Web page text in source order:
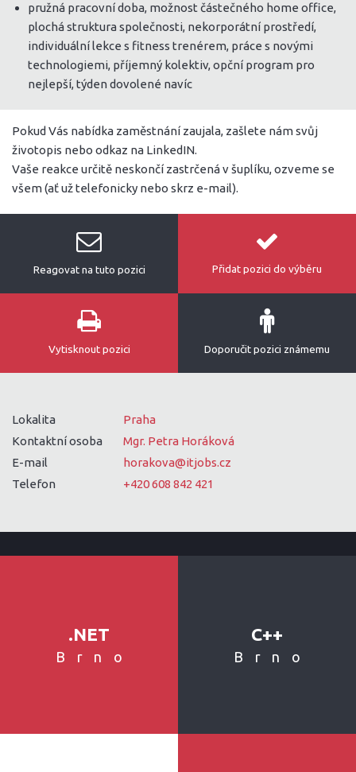
pružná pracovní doba, možnost částečného home office,
plochá struktura společnosti, nekorporátní prostředí,
individuální lekce s fitness trenérem, práce s novými
technologiemi, příjemný kolektiv, opční program pro
nejlepší, týden dovolené navíc
Pokud Vás nabídka zaměstnání zaujala, zašlete nám svůj
životopis nebo odkaz na LinkedIN.
Vaše reakce určitě neskončí zastrčená v šuplíku, ozveme se
všem (ať už telefonicky nebo skrz e-mail).
Reagovat na tuto pozici Přidat pozici do výběru
Vytisknout pozici Doporučit pozici známemu
Lokalita
Praha
Kontaktní osoba
Mgr. Petra Horáková
E-mail
horakova@itjobs.cz
Telefon
+420 608 842 421
.NET
Brno
C++
Brno